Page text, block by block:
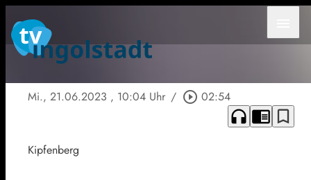
Mi., 21.06.2023 , 10:04 Uhr / play_circle_outline 02:54
headphones chrome_reader_mode bookmark_border
Kipfenberg